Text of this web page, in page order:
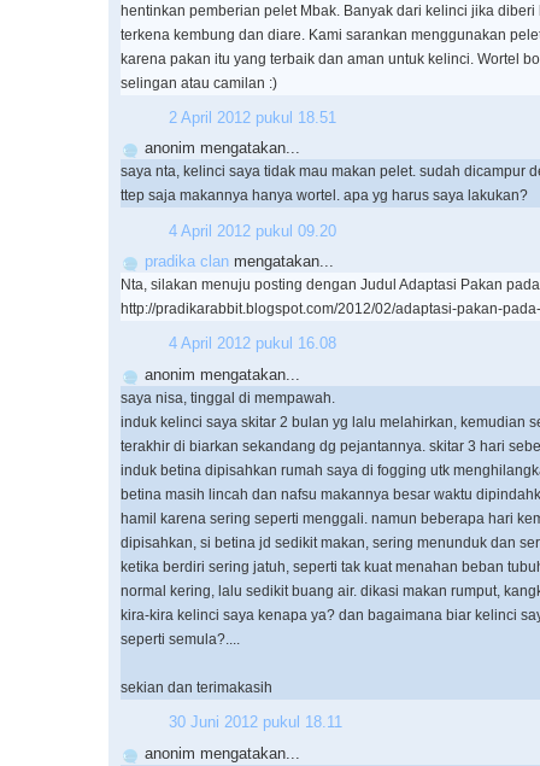
hentinkan pemberian pelet Mbak. Banyak dari kelinci jika
terkena kembung dan diare. Kami sarankan menggunakan
karena pakan itu yang terbaik dan aman untuk kelinci. Wortel
selingan atau camilan :)
2 April 2012 pukul 18.51
anonim mengatakan...
saya nta, kelinci saya tidak mau makan pelet. sudah dicampur
ttep saja makannya hanya wortel. apa yg harus saya lakukan?
4 April 2012 pukul 09.20
pradika clan mengatakan...
Nta, silakan menuju posting dengan Judul Adaptasi Pakan
http://pradikarabbit.blogspot.com/2012/02/adaptasi-pakan-
4 April 2012 pukul 16.08
anonim mengatakan...
saya nisa, tinggal di mempawah.
induk kelinci saya skitar 2 bulan yg lalu melahirkan, kemudian
terakhir di biarkan sekandang dg pejantannya. skitar 3 hari
induk betina dipisahkan rumah saya di fogging utk
betina masih lincah dan nafsu makannya besar waktu
hamil karena sering seperti menggali. namun beberapa hari
dipisahkan, si betina jd sedikit makan, sering menunduk dan
ketika berdiri sering jatuh, seperti tak kuat menahan beban
normal kering, lalu sedikit buang air. dikasi makan rumput,
kira-kira kelinci saya kenapa ya? dan bagaimana biar kelinci
seperti semula?....
sekian dan terimakasih
30 Juni 2012 pukul 18.11
anonim mengatakan...